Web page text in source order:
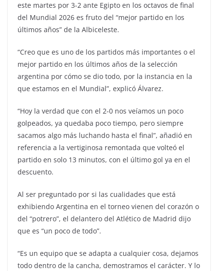
este martes por 3-2 ante Egipto en los octavos de final
del Mundial 2026 es fruto del “mejor partido en los
últimos años” de la Albiceleste.
“Creo que es uno de los partidos más importantes o el
mejor partido en los últimos años de la selección
argentina por cómo se dio todo, por la instancia en la
que estamos en el Mundial”, explicó Álvarez.
“Hoy la verdad que con el 2-0 nos veíamos un poco
golpeados, ya quedaba poco tiempo, pero siempre
sacamos algo más luchando hasta el final”, añadió en
referencia a la vertiginosa remontada que volteó el
partido en solo 13 minutos, con el último gol ya en el
descuento.
Al ser preguntado por si las cualidades que está
exhibiendo Argentina en el torneo vienen del corazón o
del “potrero”, el delantero del Atlético de Madrid dijo
que es “un poco de todo”.
“Es un equipo que se adapta a cualquier cosa, dejamos
todo dentro de la cancha, demostramos el carácter. Y lo